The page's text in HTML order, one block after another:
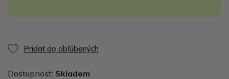
Pridať do obľúbených
Dostupnosť: Skladem